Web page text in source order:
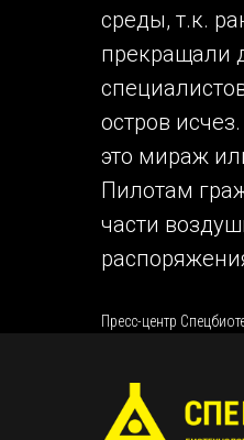
среды, т.к.
прекращали
остров
это мираж
Пилотам
части
Пресс-центр